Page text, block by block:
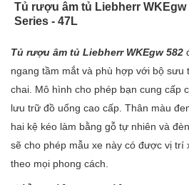
Tủ rượu âm tủ Liebherr WKEgw
Series - 47L
Tủ rượu âm tủ Liebherr WKEgw 582
ngang tầm mắt và phù hợp với bộ sưu
chai. Mô hình cho phép bạn cung cấp
lưu trữ đồ uống cao cấp. Thân màu
hai kệ kéo làm bằng gỗ tự nhiên và
sẽ cho phép mẫu xe này có được vị trí
theo mọi phong cách.